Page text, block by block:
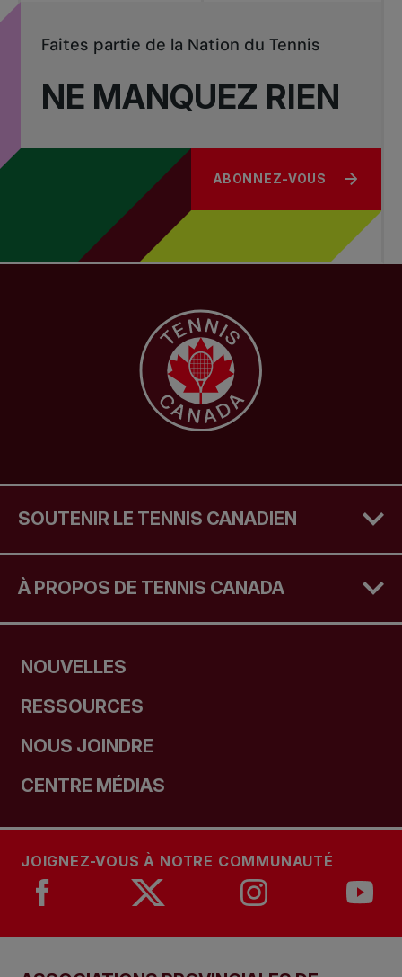
NE MANQUEZ RIEN
Faites partie de la Nation du Tennis
ABONNEZ-VOUS
SOUTENIR LE TENNIS CANADIEN
À PROPOS DE TENNIS CANADA
NOUVELLES
RESSOURCES
NOUS JOINDRE
CENTRE MÉDIAS
JOIGNEZ-VOUS À NOTRE COMMUNAUTÉ